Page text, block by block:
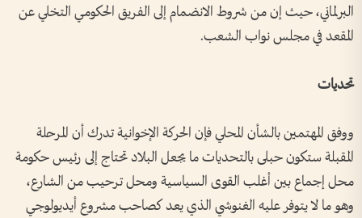
البرلماني، حيث إن من شروط الانضمام إلى الفريق الحكومي التخلي عن
المقعد في مجلس نواب الشعب.
تحديات
ووفق المهتمين بالشأن المحلي فإن الحركة الإخوانية تدرك أن المرحلة
المقبلة ستكون حبلى بالتحديات ما يجعل البلاد تحتاج إلى رئيس حكومة
محل إجماع بين أغلب القوى السياسية ومحل ترحيب من الشارع،
وهو ما لا يتوفر عليه الغنوشي الذي يعد كصاحب مشروع أيديولوجي